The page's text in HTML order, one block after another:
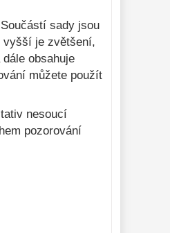
sady jsou
vyšší je zvětšení,
obsahuje
můžete použít
nesoucí
pozorování